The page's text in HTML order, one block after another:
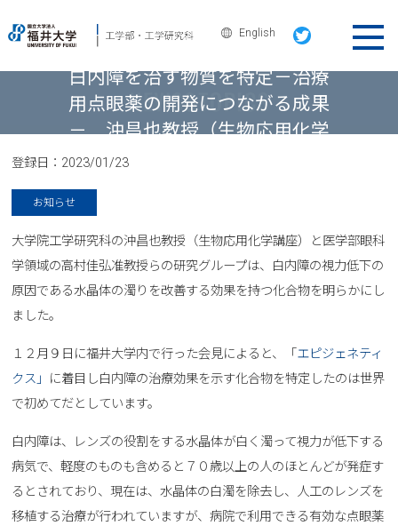
English
白内障を治す物質を特定－治療
用点眼薬の開発につながる成果
－ 沖昌也教授（生物応用化学
登録日： 2023/01/23
お知らせ
大学院工学研究科の沖昌也教授（生物応用化学講座）と医学部眼科
学領域の高村佳弘准教授らの研究グループは、白内障の視力低下の
原因である水晶体の濁りを改善する効果を持つ化合物を明らかにし
ました。
１２月９日に福井大学内で行った会見によると、「 エピジェネティ
クス」 に着目し白内障の治療効果を示す化合物を特定したのは世界
で初めてだとしています。
白内障は、レンズの役割をする水晶体が白く濁って視力が低下する
病気で、軽度のものも含めると７０歳以上の人のほとんどが発症す
るとされており、現在は、水晶体の白濁を除去し、人工のレンズを
移植する治療が行われていますが、病院で利用できる有効な点眼薬